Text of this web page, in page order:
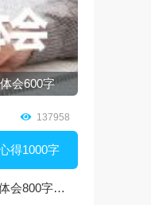
会600字
 137958
得1000字
800字10篇